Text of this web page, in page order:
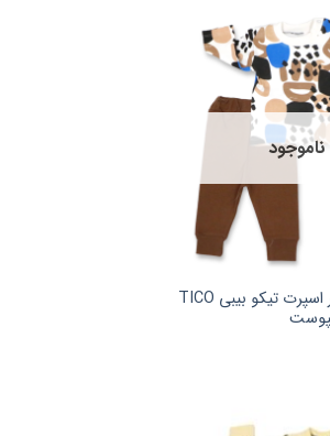
ناموجود
ست بلوز و شلوار اسپرت تیکو بیبی TICO